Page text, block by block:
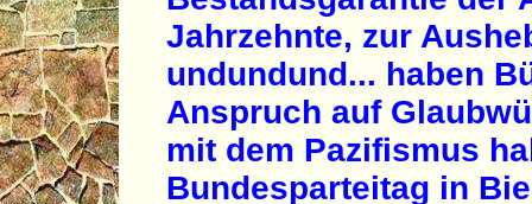
Jahrzehnte, zur
undundund... haben
Anspruch auf
mit dem Pazifismus
Bundesparteitag in